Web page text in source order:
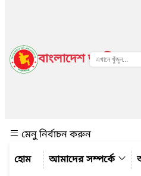
বাংলাদেশ জাতীয় তথ্য
মেনু নির্বাচন করুন
আমাদের সম্পর্কে